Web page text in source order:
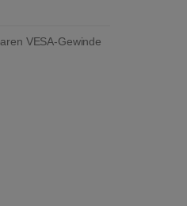
VESA-Gewinde